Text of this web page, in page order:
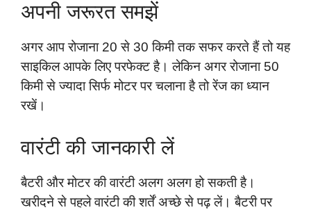
अपनी जरूरत समझें
अगर आप रोजाना 20 से 30 किमी तक सफर करते हैं तो यह
साइकिल आपके लिए परफेक्ट है। लेकिन अगर रोजाना 50
किमी से ज्यादा सिर्फ मोटर पर चलाना है तो रेंज का ध्यान
रखें।
वारंटी की जानकारी लें
बैटरी और मोटर की वारंटी अलग अलग हो सकती है।
खरीदने से पहले वारंटी की शर्तें अच्छे से पढ़ लें। बैटरी पर